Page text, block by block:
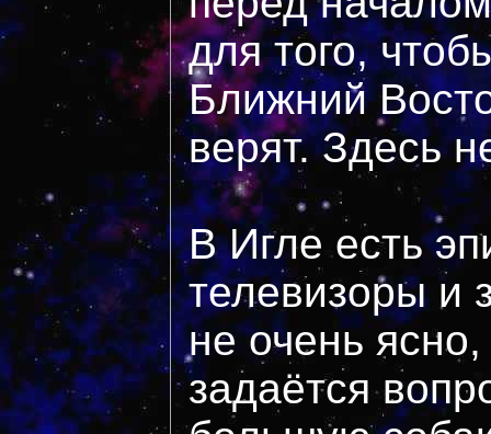
для того,
Ближний
верят. Здесь
В Игле есть
телевизоры и
не очень
задаётся